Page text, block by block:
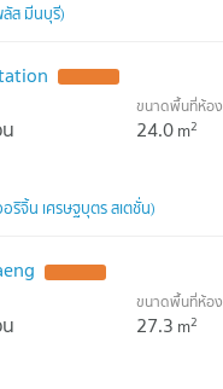
ลัส มีนบุรี)
ขนาดพื้นที่ห้อง
24.0m2
จิ้น เศรษฐบุตร สเตชั่น)
ขนาดพื้นที่ห้อง
27.3 m2